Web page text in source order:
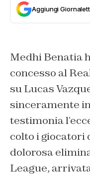
Aggiungi
Medhi Benatia
concesso al
su Lucas
sinceramente
testimonia
colto i giocatori
dolorosa
League,